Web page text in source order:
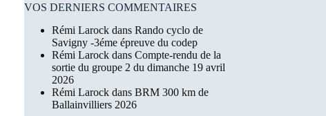
VOS DERNIERS COMMENTAIRES
Rémi Larock dansRando cyclo de
Savigny -3éme épreuve du codep
Rémi Larock dansCompte-rendu de la
sortie du groupe 2 du dimanche 19 avril
2026
Rémi Larock dansBRM 300 km de
Ballainvilliers 2026